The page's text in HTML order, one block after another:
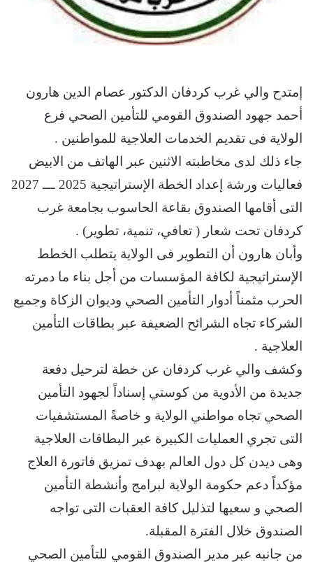
إمتدح والي غرب كردفان الدكتور عصام الدين هارون
أحمد جهود الصندوق القومي للتأمين الصحي فرع
الولاية فى تقديم الخدمات العلاجية للمواطنين .
جاء ذلك لدى مخاطبته الاثنين عبر الهاتف من الابيض
فعاليات ورشة إعداد الخطة الإستراتيجية 2025 ـــ 2027
التى أقامها الصندوق بقاعة الحاسوب بجامعة غرب
كردفان تحت شعار ( تعافي، تنمية، تطوير) .
وأبان هارون أن التطوير فى الولاية يتطلب الخطط
الإستراتيجية لكافة المؤسسات من أجل بناء ما دمرته
الحرب مثمناً أدوار التأمين الصحي وديوان الزكاة وجميع
الشركاء تجاه الشرائح الضعيفة عبر بطاقات التأمين
العلاجية .
وكشف والي غرب كردفان عن خطة لترحيل دفعة
جديدة من الأدوية من كوستي إسناداً لجهود التأمين
الصحي تجاه مواطني الولاية و خاصةً المستشفيات
التى تجري العمليات الكبيرة عبر البطاقات العلاجية
وهى ديدن كل دول العالم بهدف تمزيق فاتورة العلاج
مؤكداً دعم حكومة الولاية لبرامج وأنشطة التأمين
الصحي و سعيها لتذليل كافة العقبات التى تواجه
الصندوق خلال الفترة المقبلة.
من جانبه عبر مدير الصندوق القومي للتأمين الصحي